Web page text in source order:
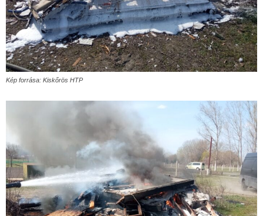
Kép forrása: Kiskőrös HTP